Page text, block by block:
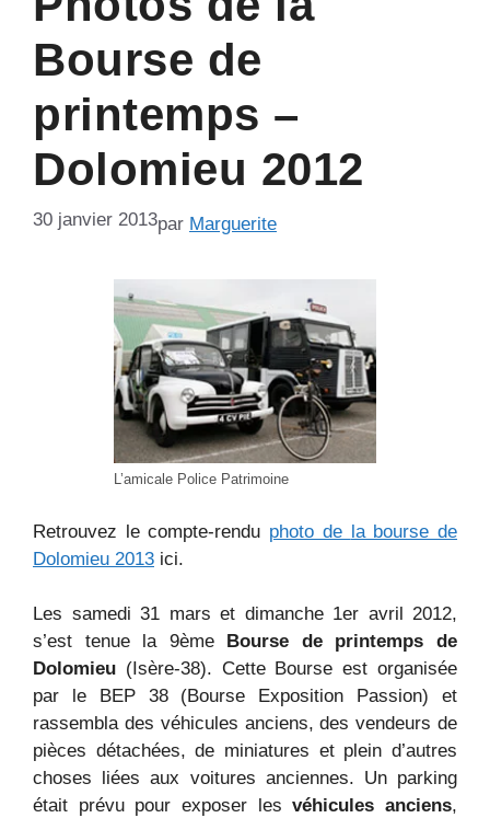
Bourse de
printemps –
Dolomieu 2012
30 janvier 2013par Marguerite
L’amicale Police Patrimoine
Retrouvez le compte-rendu photo de la bourse de
Dolomieu 2013 ici.
Les samedi 31 mars et dimanche 1er avril 2012,
s’est tenue la 9ème
Bourse de printemps de
Dolomieu (Isère-38). Cette Bourse est organisée
par le BEP 38 (Bourse Exposition Passion) et
rassembla des véhicules anciens, des vendeurs de
pièces détachées, de miniatures et plein d’autres
choses liées aux voitures anciennes. Un parking
était prévu pour exposer lesvéhicules anciens,